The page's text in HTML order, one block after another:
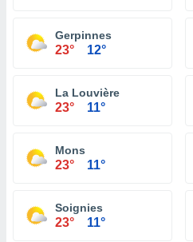
Gerpinnes
23° 12°
La Louvière
23° 11°
Mons
23° 11°
Soignies
23° 11°